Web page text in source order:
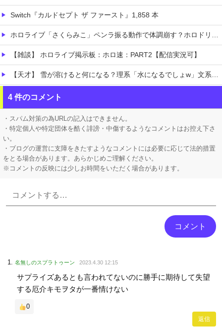
Switch『カルドセプト ザ ファースト』1,858 本
ホロライブ「さくらみこ」ペンラ振る動作で体調崩す？ホロドリで画面酔いして凸待ち1時間で切り上げる「雪花ラミィ」コラボ配信に向けてゆっくり休む
【雑談】 ホロライブ掲示板：ホロ速：PART2【配信実況可】
【天才】 雪が溶けると何になる？理系「水になるでしょw」文系ワイ「はぁ～…」→結果ｗｗｗ
【悲痛】 溺れた11歳息子を助けようと川へ…40歳父親が死亡 息子は母親が救助 愛知
【悲報】 ロシアさん、国民の財産を没収しはじめるｗｗｗｗｗ
4 件のコメント
・スパム対策の為URLの記入はできません。
・特定個人や特定団体を酷く誹謗・中傷するようなコメントはお控え下さ
い。
・ブログの運営に支障をきたすようなコメントには必要に応じて法的措置
をとる場合があります。あらかじめご理解ください。
※コメントの反映には少しお時間をいただく場合があります。
名無しのスプラトゥーン 2023.4.30 12:15
サプライズあるとも言われてないのに勝手に期待して失望
する厄介キモヲタが一番情けない
0
返信